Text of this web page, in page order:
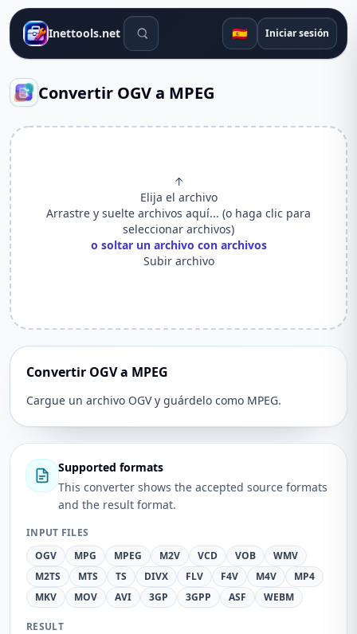
Inettools.net Herramientas de búsqueda
🇪🇸 Iniciar sesión
Convertir OGV a MPEG
↑
Elija el archivo
Arrastre y suelte archivos aquí... (o haga clic para
seleccionar archivos)
o soltar un archivo con archivos
Subir archivo
Convertir OGV a MPEG
Cargue un archivo OGV y guárdelo como MPEG.
Supported formats
This converter shows the accepted source formats
and the result format.
INPUT FILES
OGV
MPG MPEG M2V VCD VOB
WMV
M2TS
MTS TS DIVX FLV F4V M4V
MP4
MKV
MOV AVI 3GP 3GPP ASF WEBM
RESULT